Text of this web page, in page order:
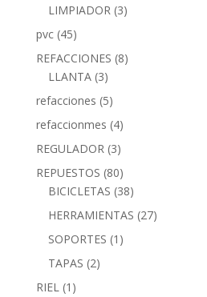
LIMPIADOR (3)
pvc (45)
REFACCIONES (8)
LLANTA (3)
refacciones (5)
refaccionmes (4)
REGULADOR (3)
REPUESTOS (80)
BICICLETAS (38)
HERRAMIENTAS (27)
SOPORTES (1)
TAPAS (2)
RIEL (1)